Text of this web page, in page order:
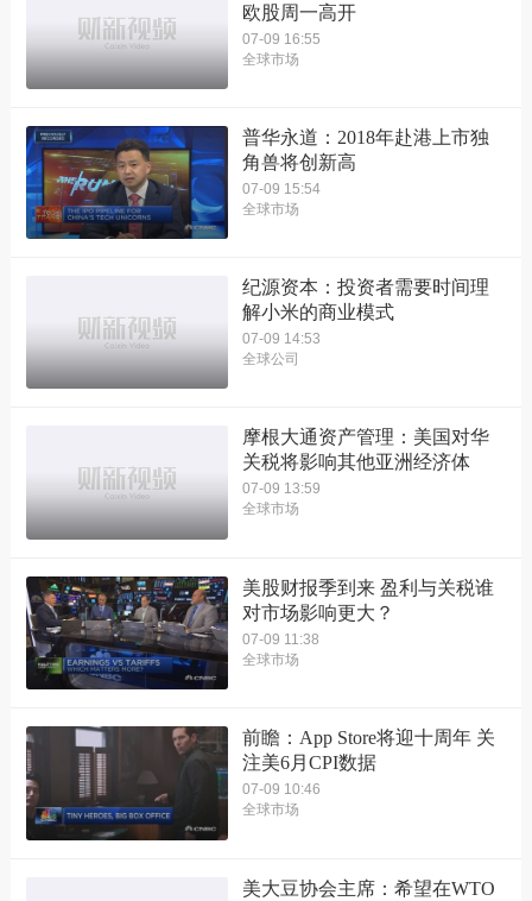
欧股周一高开
07-09 16:55
全球市场
普华永道：2018年赴港上市独
角兽将创新高
07-09 15:54
全球市场
纪源资本：投资者需要时间理
解小米的商业模式
07-09 14:53
全球公司
摩根大通资产管理：美国对华
关税将影响其他亚洲经济体
07-09 13:59
全球市场
美股财报季到来 盈利与关税谁
对市场影响更大？
07-09 11:38
全球市场
前瞻：App Store将迎十周年 关
注美6月CPI数据
07-09 10:46
全球市场
美大豆协会主席：希望在WTO